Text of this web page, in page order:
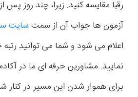
رقبا مقایسه کنید. زیرا، چند روز
آزمون ها جواب آن از سمت سایت
اعلام می شود و شما می توانید
نمایید. مشاورین حرفه ای ما در
برای هموار شدن این مسیر در کنار